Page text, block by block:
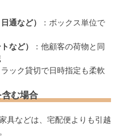
通など）
：ボックス単位で
など）
：他顧客の荷物と同
ラック貸切で日時指定も柔軟
む場合
具などは、宅配便よりも引越